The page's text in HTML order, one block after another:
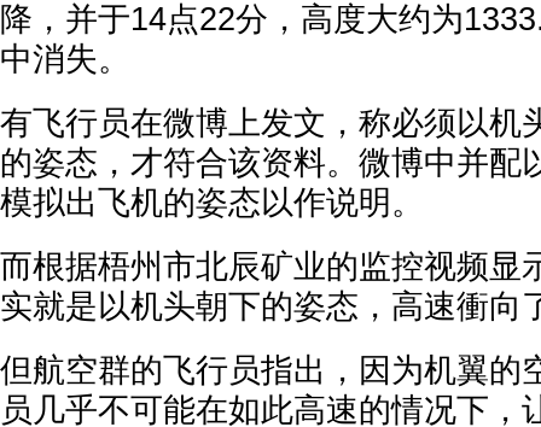
降，并于14点22分，高度大约为
中消失。
有飞行员在微博上发文，称必须以机
的姿态，才符合该资料。微博中并配
模拟出飞机的姿态以作说明。
而根据梧州市北辰矿业的监控视频显
实就是以机头朝下的姿态，高速衝向
但航空群的飞行员指出，因为机翼的
员几乎不可能在如此高速的情况下，